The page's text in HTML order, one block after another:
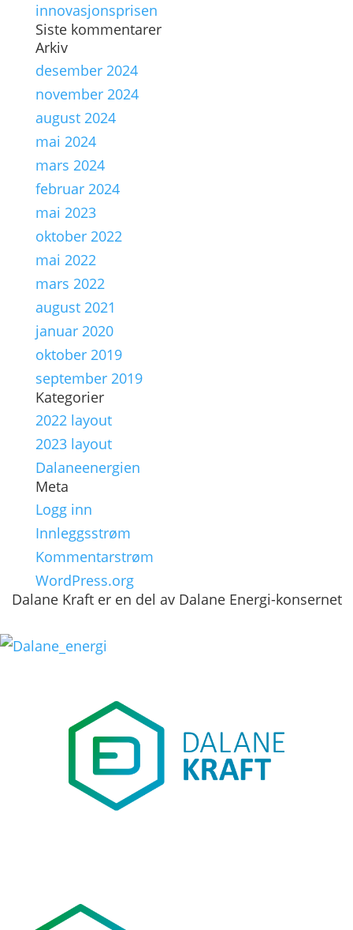
innovasjonsprisen
Siste kommentarer
Arkiv
desember 2024
november 2024
august 2024
mai 2024
mars 2024
februar 2024
mai 2023
oktober 2022
mai 2022
mars 2022
august 2021
januar 2020
oktober 2019
september 2019
Kategorier
2022 layout
2023 layout
Dalaneenergien
Meta
Logg inn
Innleggsstrøm
Kommentarstrøm
WordPress.org
Dalane Kraft er en del av Dalane Energi-konsernet